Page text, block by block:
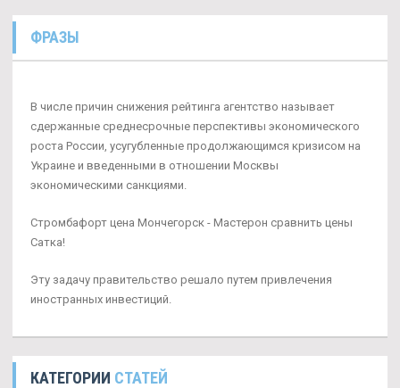
ФРАЗЫ
В числе причин снижения рейтинга агентство называет
сдержанные среднесрочные перспективы экономического
роста России, усугубленные продолжающимся кризисом на
Украине и введенными в отношении Москвы
экономическими санкциями.
Стромбафорт цена Мончегорск - Мастерон сравнить цены
Сатка!
Эту задачу правительство решало путем привлечения
иностранных инвестиций.
КАТЕГОРИИ СТАТЕЙ